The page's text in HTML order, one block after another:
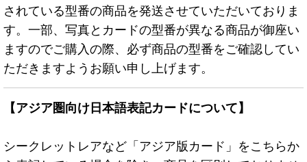
されている型番の商品を発送させていただいておりま
す。一部、写真とカードの型番が異なる商品が御座い
ますのでご購入の際、必ず商品の型番をご確認してい
ただきますようお願い申し上げます。
【アジア圏向け日本語表記カードについて】
シークレットレアなど「アジア版カード」をこちらか